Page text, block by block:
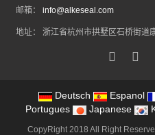
邮箱： info@alkeseal.com
地址： 浙江省杭州市拱墅区石桥街道
Deutsch Espanol
Portugues
Japanese
CopyRight 2018 All Right